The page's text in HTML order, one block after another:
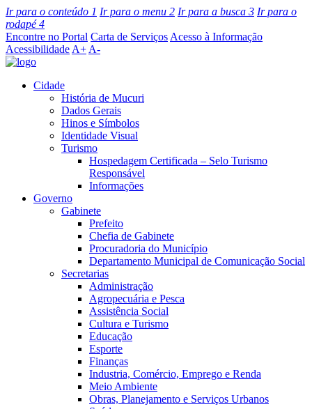
Ir para o conteúdo 1 Ir para o menu 2 Ir para a busca 3 Ir para o
rodapé4
Encontre no Portal Carta de Serviços Acesso à Informação
Acessibilidade A+ A-
Cidade
História de Mucuri
Dados Gerais
Hinos e Símbolos
Identidade Visual
Turismo
Hospedagem Certificada – Selo Turismo
Responsável
Informações
Governo
Gabinete
Prefeito
Chefia de Gabinete
Procuradoria do Município
Departamento Municipal de Comunicação Social
Secretarias
Administração
Agropecuária e Pesca
Assistência Social
Cultura e Turismo
Educação
Esporte
Finanças
Industria, Comércio, Emprego e Renda
Meio Ambiente
Obras, Planejamento e Serviços Urbanos